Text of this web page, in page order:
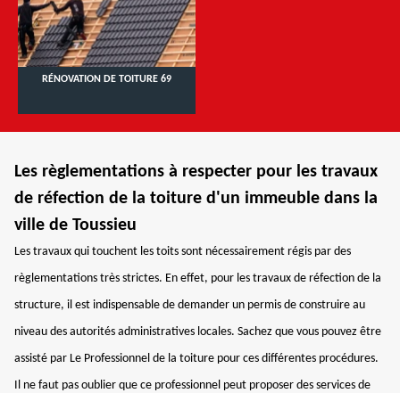
RÉNOVATION DE TOITURE 69
Les règlementations à respecter pour les travaux
de réfection de la toiture d'un immeuble dans la
ville de Toussieu
Les travaux qui touchent les toits sont nécessairement régis par des
règlementations très strictes. En effet, pour les travaux de réfection de la
structure, il est indispensable de demander un permis de construire au
niveau des autorités administratives locales. Sachez que vous pouvez être
assisté par Le Professionnel de la toiture pour ces différentes procédures.
Il ne faut pas oublier que ce professionnel peut proposer des services de